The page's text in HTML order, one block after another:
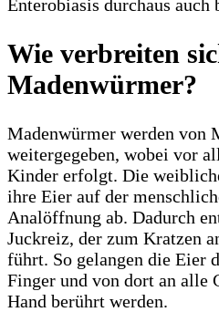
Enterobiasis durchaus auch
Wie verbreiten
Madenwürmer?
Madenwürmer werden von
weitergegeben, wobei vor
Kinder erfolgt. Die
ihre Eier auf der
Analöffnung ab. Dadurch
Juckreiz, der zum Kratzen
führt. So gelangen die Eier
Finger und von dort an alle
Hand berührt werden.